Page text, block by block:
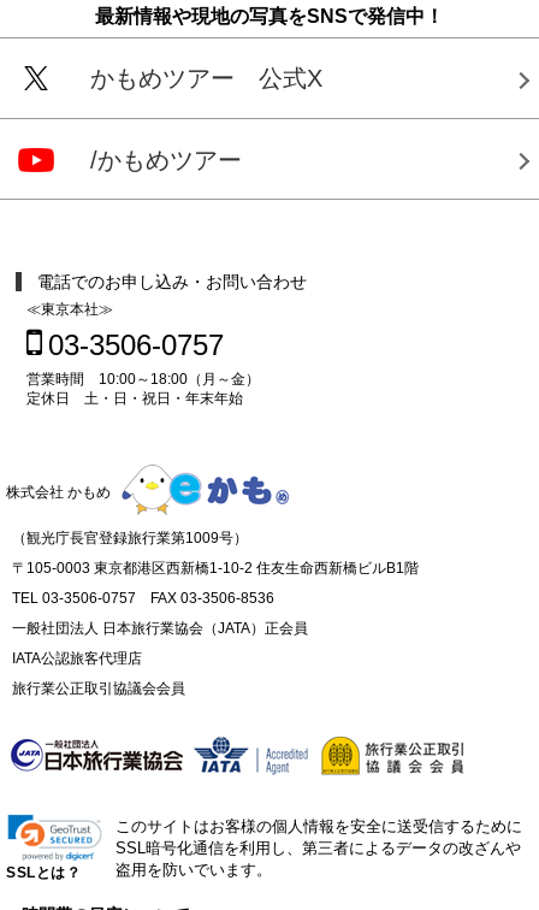
最新情報や現地の写真をSNSで発信中！
かもめツアー 公式X
/かもめツアー
電話でのお申し込み・お問い合わせ
≪東京本社≫
03-3506-0757
営業時間 10:00～18:00（月～金）
定休日 土・日・祝日・年末年始
株式会社 かもめ
（観光庁長官登録旅行業第1009号）
〒105-0003 東京都港区西新橋1-10-2 住友生命西新橋ビルB1階
TEL 03-3506-0757 FAX 03-3506-8536
一般社団法人 日本旅行業協会（JATA）正会員
IATA公認旅客代理店
旅行業公正取引協議会会員
SSLとは？
このサイトはお客様の個人情報を安全に送受信するために
SSL暗号化通信を利用し、第三者によるデータの改ざんや
盗用を防いでいます。